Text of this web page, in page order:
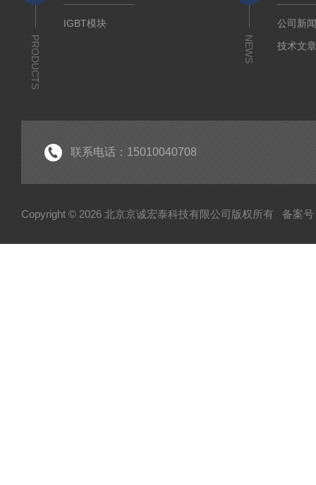
PRODUCTS
IGBT模块
NEWS
公司新
技术文
联系电话：15010040708
Copyright © 2026 北京京诚宏泰科技有限公司版权所有 备案号